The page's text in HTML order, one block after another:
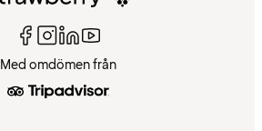
Med omdömen från